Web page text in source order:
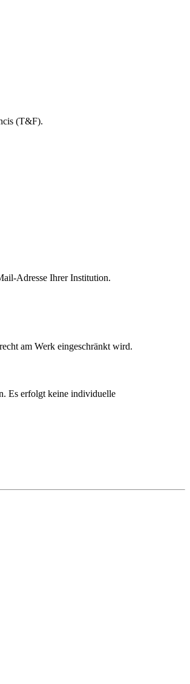
(T&F).
Adresse Ihrer Institution.
am Werk eingeschränkt wird.
Es erfolgt keine individuelle